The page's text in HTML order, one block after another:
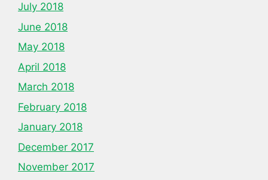
July 2018
June 2018
May 2018
April 2018
March 2018
February 2018
January 2018
December 2017
November 2017